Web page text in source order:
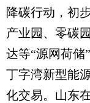
降碳行动，初
产业园、零碳
达等“源网荷储
丁字湾新型能
化交易。山东